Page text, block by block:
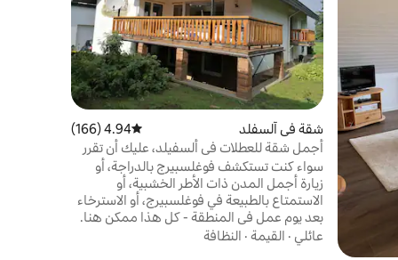
شقة في آلسفلد متوسط التقييم 4.94 من 5، 166 مراجعات
4.94 (166)
أجمل شقة للعطلات في ألسفيلد، عليك أن تقرر
سواء كنت تستكشف فوغلسبيرج بالدراجة، أو
زيارة أجمل المدن ذات الأطر الخشبية، أو
الاستمتاع بالطبيعة في فوغلسبيرج، أو الاسترخاء
بعد يوم عمل في المنطقة - كل هذا ممكن هنا.
تم تجديده حديثًا وتجهيزه بمستوى عالي الجودة.
خزائن المطبخ + الثلاجة ممتلئة، انظر الصور.
عائلي · القيمة · النظافة